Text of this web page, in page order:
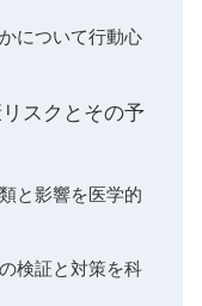
について行動心
スクとその予
と影響を医学的
検証と対策を科